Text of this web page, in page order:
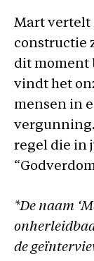
Mart vertelt
constructie
dit moment
vindt het
mensen in
regel die in
*De naam
de